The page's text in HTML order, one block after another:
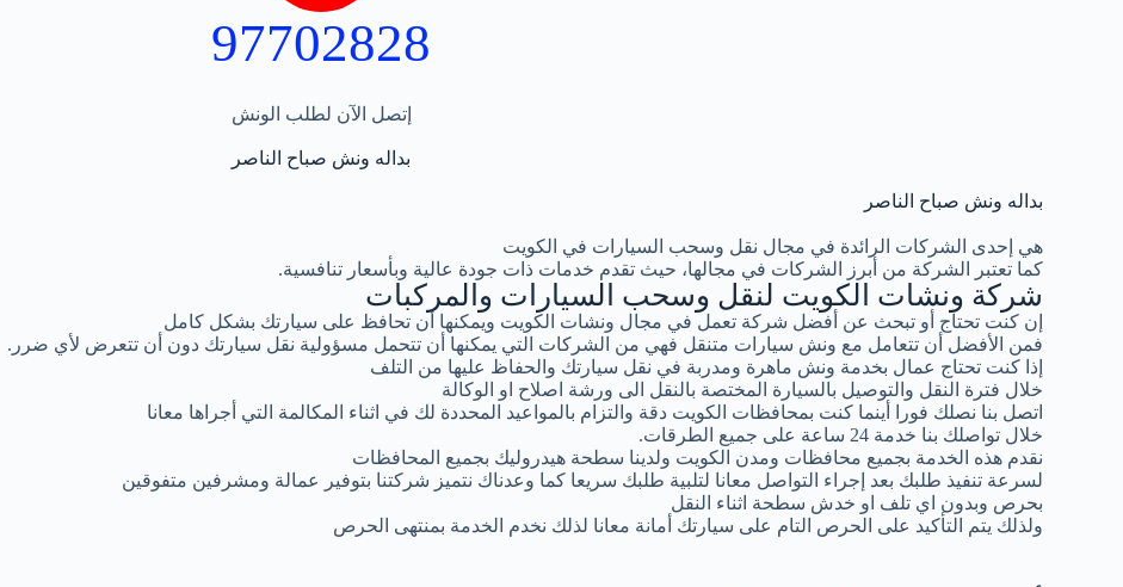
97702828
إتصل الآن لطلب الونش
بداله ونش صباح الناصر
بداله ونش صباح الناصر
هي إحدى الشركات الرائدة في مجال نقل وسحب السيارات في الكويت
كما تعتبر الشركة من أبرز الشركات في مجالها، حيث تقدم خدمات ذات جودة عالية وبأسعار تنافسية.
شركة ونشات الكويت لنقل وسحب السيارات والمركبات
إن كنت تحتاج أو تبحث عن أفضل شركة تعمل في مجال ونشات الكويت ويمكنها أن تحافظ على سيارتك بشكل كامل
فمن الأفضل أن تتعامل مع ونش سيارات متنقل فهي من الشركات التي يمكنها أن تتحمل مسؤولية نقل سيارتك دون أن تتعرض لأي ضرر.
إذا كنت تحتاج عمال بخدمة ونش ماهرة ومدربة في نقل سيارتك والحفاظ عليها من التلف
خلال فترة النقل والتوصيل بالسيارة المختصة بالنقل الى ورشة اصلاح او الوكالة
اتصل بنا نصلك فورا أينما كنت بمحافظات الكويت دقة والتزام بالمواعيد المحددة لك في اثناء المكالمة التي أجراها معانا
خلال تواصلك بنا خدمة 24 ساعة على جميع الطرقات.
نقدم هذه الخدمة بجميع محافظات ومدن الكويت ولدينا سطحة هيدروليك بجميع المحافظات
لسرعة تنفيذ طلبك بعد إجراء التواصل معانا لتلبية طلبك سريعا كما وعدناك نتميز شركتنا بتوفير عمالة ومشرفين متفوقين
بحرص وبدون اي تلف او خدش سطحة اثناء النقل
ولذلك يتم التأكيد على الحرص التام على سيارتك أمانة معانا لذلك نخدم الخدمة بمنتهى الحرص